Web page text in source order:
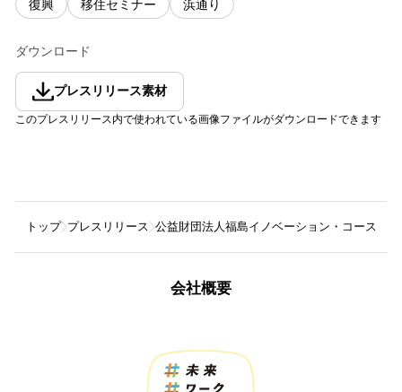
復興 移住セミナー 浜通り
ダウンロード
プレスリリース素材
このプレスリリース内で使われている画像ファイルがダウンロードできます
トップ プレスリリース 公益財団法人福島イノベーション・コースト
会社概要